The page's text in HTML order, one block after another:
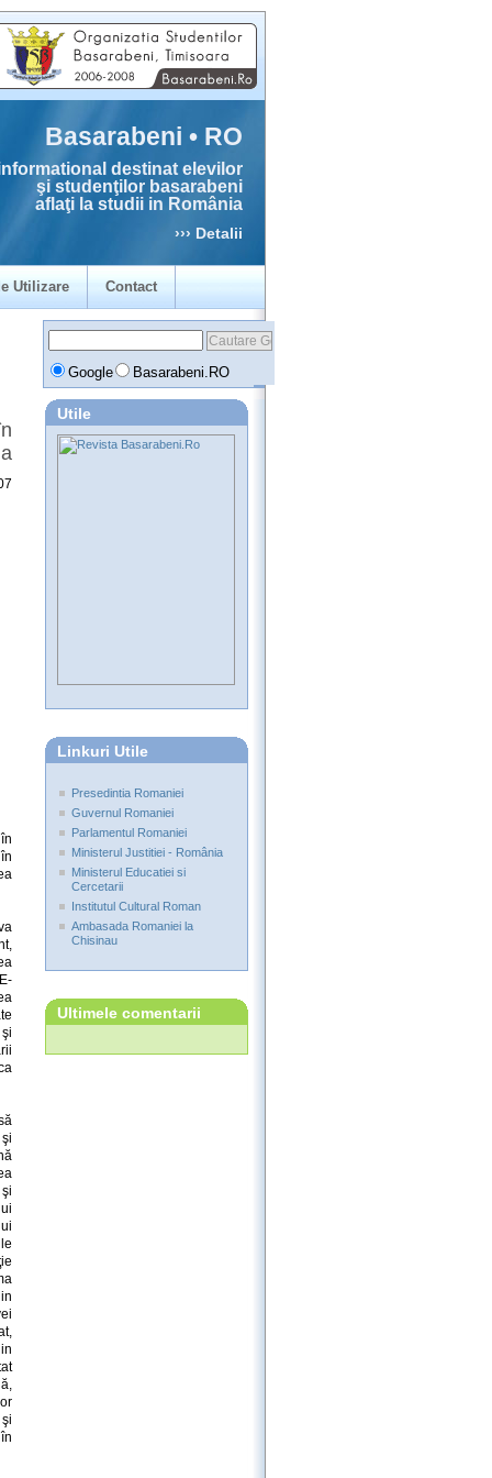
Basarabeni • RO
destinat elevilor
şi studenţilor basarabeni
aflaţi la studii in România
››› Detalii
Utilizare Contact
Google Basarabeni.RO
Utile
Linkuri Utile
Presedintia Romaniei
Guvernul Romaniei
Parlamentul Romaniei
Ministerul Justitiei - România
Ministerul Educatiei si
Cercetarii
Institutul Cultural Roman
Ambasada Romaniei la
Chisinau
Ultimele comentarii